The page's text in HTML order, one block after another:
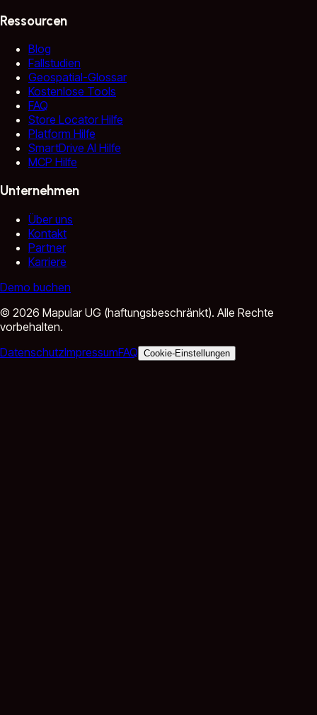
Ressourcen
Blog
Fallstudien
Geospatial-Glossar
Kostenlose Tools
FAQ
Store Locator Hilfe
Platform Hilfe
SmartDrive AI Hilfe
MCP Hilfe
Unternehmen
Über uns
Kontakt
Partner
Karriere
Demo buchen
© 2026 Mapular UG (haftungsbeschränkt). Alle Rechte
vorbehalten.
DatenschutzImpressumFAQ Cookie-Einstellungen